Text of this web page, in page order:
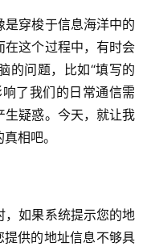
穿梭于信息海洋中的
在这个过程中，有时会
的问题，比如“填写的
了我们的日常通信需
生疑惑。今天，就让我
相吧。
，如果系统提示您的地
提供的地址信息不够具